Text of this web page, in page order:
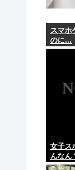
ワイ
【火
スマホ
のに…
女子ス
んなん